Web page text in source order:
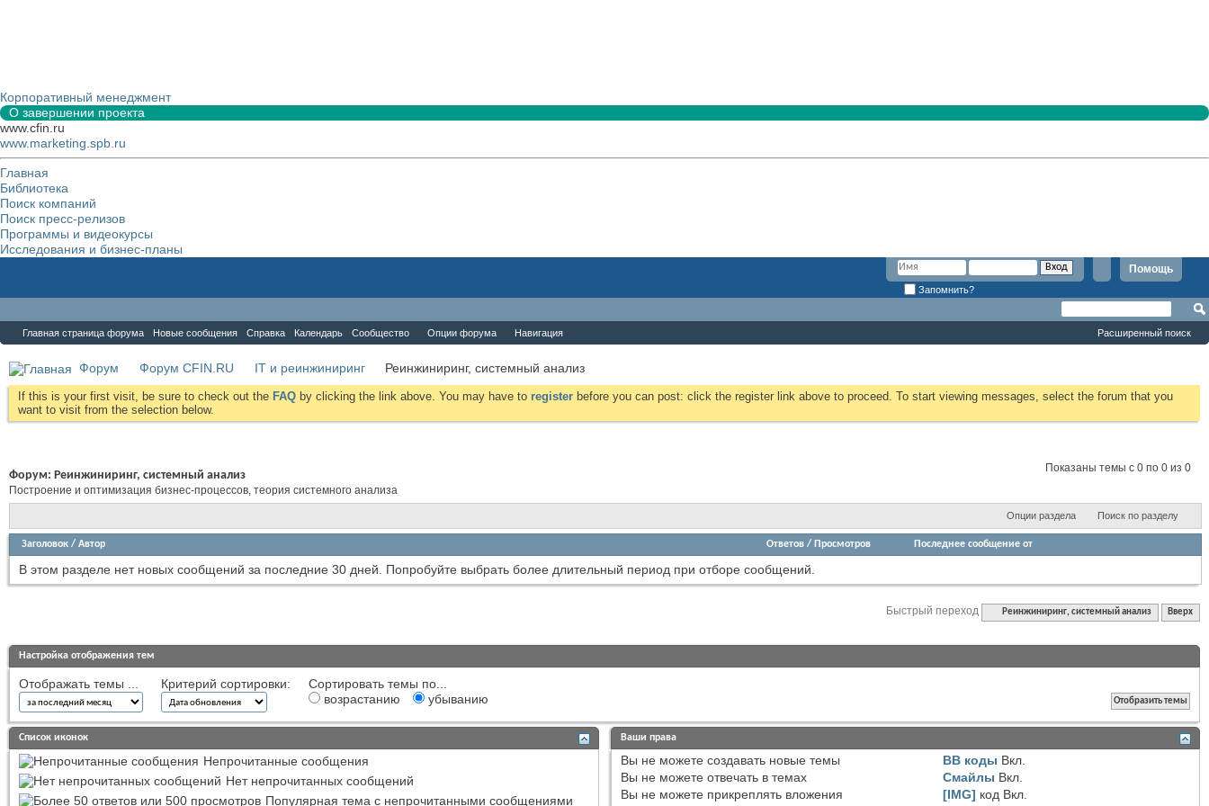
Корпоративный менеджмент
О завершении проекта
www.cfin.ru
www.marketing.spb.ru
Главная
Библиотека
Поиск компаний
Поиск пресс-релизов
Программы и видеокурсы
Исследования и бизнес-планы
Помощь
Запомнить?
Главная страница форума Новые сообщения Справка Календарь Сообщество Опции форума Навигация Расширенный поиск
Форум Форум CFIN.RU IT и реинжиниринг Реинжиниринг, системный анализ
If this is your first visit, be sure to check out the FAQ by clicking the link above. You may have to register before you can post: click the register link above to proceed. To start viewing messages, select the forum that you
want to visit from the selection below.
Показаны темы с 0 по 0 из 0
Форум: Реинжиниринг, системный анализ
Построение и оптимизация бизнес-процессов, теория системного анализа
Опции раздела Поиск по разделу
Заголовок / Автор Ответов / Просмотров Последнее сообщение от
В этом разделе нет новых сообщений за последние 30 дней. Попробуйте выбрать более длительный период при отборе сообщений.
Быстрый переход Реинжиниринг, системный анализ Вверх
Настройка отображения тем
Отображать темы ... Критерий сортировки:
Сортировать темы по...
возрастанию
убыванию
Список иконок
Непрочитанные сообщения
Нет непрочитанных сообщений
Популярная тема с непрочитанными сообщениями
Ваши права
Вы не можетесоздавать новые темы
Вы не можетеотвечать в темах
Вы не можетеприкреплять вложения
BB коды Вкл.
Смайлы Вкл.
[IMG] код Вкл.